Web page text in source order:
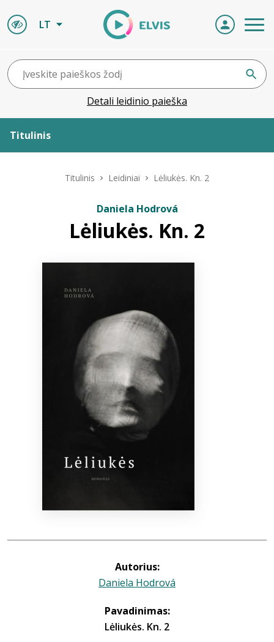
LT
Detali leidinio paieška
Titulinis
ELVIS atvyksta
Titulinis Leidiniai Lėliukės. Kn. 2
Daniela Hodrová
Lėliukės. Kn. 2
Autorius:
Daniela Hodrová
Pavadinimas:
Lėliukės. Kn. 2